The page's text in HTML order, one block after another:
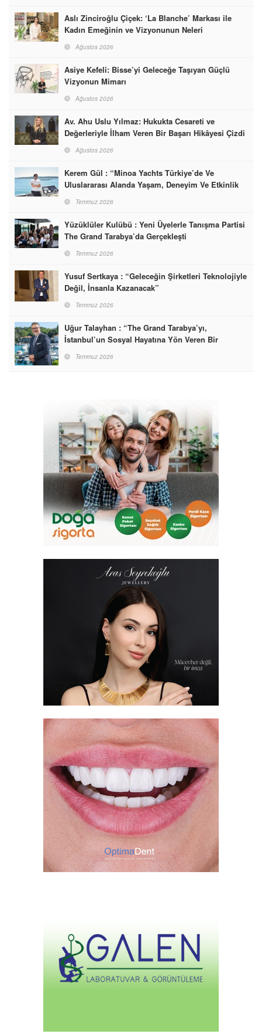
Aslı Zinciroğlu Çiçek: ‘La Blanche’ Markası ile
Kadın Emeğinin ve Vizyonunun Neleri
Başarabileceğinin En Güzel Örneğini Sunuyor
Ağustos 2026
Asiye Kefeli: Bisse’yi Geleceğe Taşıyan Güçlü
Vizyonun Mimarı
Ağustos 2026
Av. Ahu Uslu Yılmaz: Hukukta Cesareti ve
Değerleriyle İlham Veren Bir Başarı Hikâyesi Çizdi
Ağustos 2026
Kerem Gül : “Minoa Yachts Türkiye’de Ve
Uluslararası Alanda Yaşam, Deneyim Ve Etkinlik
Markası Olacak”
Temmuz 2026
Yüzüklüler Kulübü : Yeni Üyelerle Tanışma Partisi
The Grand Tarabya’da Gerçekleşti
Temmuz 2026
Yusuf Sertkaya : “Geleceğin Şirketleri Teknolojiyle
Değil, İnsanla Kazanacak”
Temmuz 2026
Uğur Talayhan : “The Grand Tarabya’yı,
İstanbul’un Sosyal Hayatına Yön Veren Bir
Destinasyon Haline Getirmeyi Hedefliyorum”
Temmuz 2026